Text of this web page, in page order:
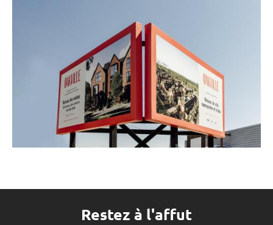
Restez à l'affut